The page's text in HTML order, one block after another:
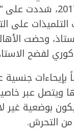
تلميذة منذ العام 2017،
على
وحضت
لفضح
جنسية
ويتصل عبر
بوضعية غير
التحرش.